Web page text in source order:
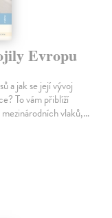
Evropu
a jak se její vývoj
To vám přiblíží
vlaků,…